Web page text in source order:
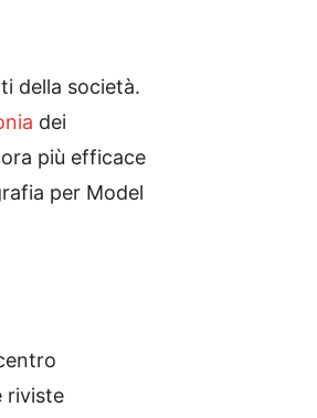
della società.
dei
più efficace
per Model
riviste